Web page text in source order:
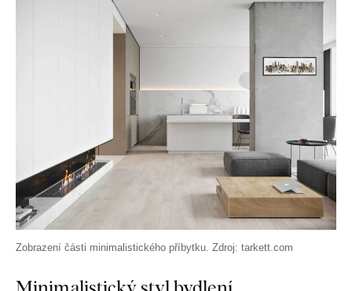
Zobrazení části minimalistického příbytku. Zdroj: tarkett.com